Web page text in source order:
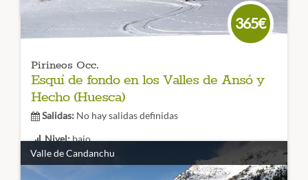
365€
Pirineos Occ.
Esquí de fondo en los Valles de Ansó y
Hecho (Huesca)
Salidas: No hay salidas definidas
Nivel:bajo
Valle de Candanchu